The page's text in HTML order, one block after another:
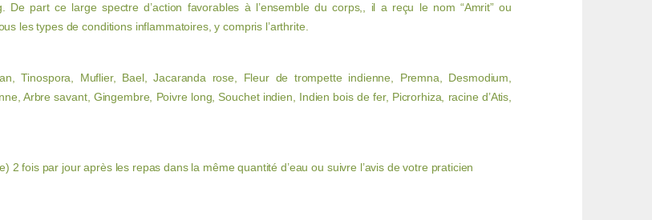
part ce large spectre d’action favorables à l’ensemble du corps,, il a reçu le nom “Amrit” ou
les types de conditions inflammatoires, y compris l’arthrite.
Tinospora, Muflier, Bael, Jacaranda rose, Fleur de trompette indienne, Premna, Desmodium,
Arbre savant, Gingembre, Poivre long, Souchet indien, Indien bois de fer, Picrorhiza, racine d’Atis,
2 fois par jour après les repas dans la même quantité d’eau ou suivre l’avis de votre praticien